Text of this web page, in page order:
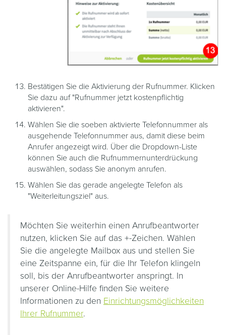
Bestätigen Sie die Aktivierung der Rufnummer. Klicken
Sie dazu auf "Rufnummer jetzt kostenpflichtig
aktivieren".
Wählen Sie die soeben aktivierte Telefonnummer als
ausgehende Telefonnummer aus, damit diese beim
Anrufer angezeigt wird. Über die Dropdown-Liste
können Sie auch die Rufnummernunterdrückung
auswählen, sodass Sie anonym anrufen.
Wählen Sie das gerade angelegte Telefon als
"Weiterleitungsziel" aus.
Möchten Sie weiterhin einen Anrufbeantworter
nutzen, klicken Sie auf das +-Zeichen. Wählen
Sie die angelegte Mailbox aus und stellen Sie
eine Zeitspanne ein, für die Ihr Telefon klingeln
soll, bis der Anrufbeantworter anspringt. In
unserer Online-Hilfe finden Sie weitere
Informationen zu den Einrichtungsmöglichkeiten
Ihrer Rufnummer.